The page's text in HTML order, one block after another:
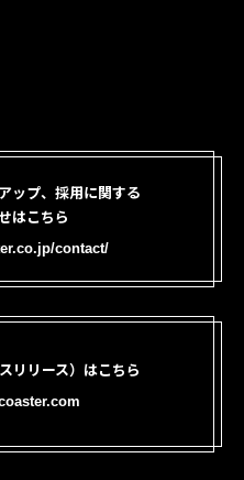
ップ、採用に関する
はこちら
contact/
リリース）はこちら